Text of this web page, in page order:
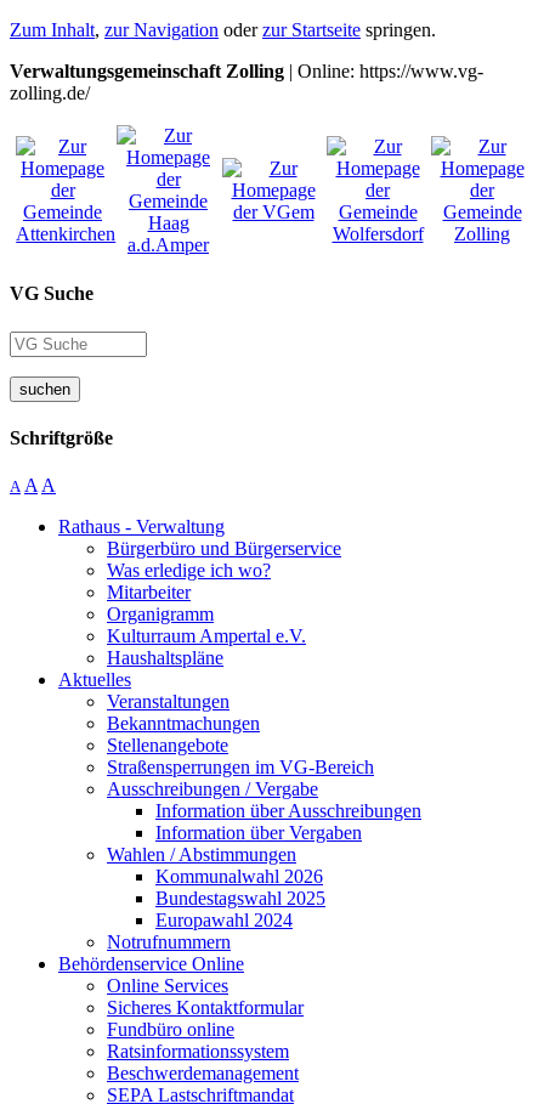
Zum Inhalt, zur Navigation oderzur Startseite springen.
Verwaltungsgemeinschaft Zolling | Online: https://www.vg-
zolling.de/
VG Suche
suchen
Schriftgröße
A A A
Rathaus - Verwaltung
Bürgerbüro und Bürgerservice
Was erledige ich wo?
Mitarbeiter
Organigramm
Kulturraum Ampertal e.V.
Haushaltspläne
Aktuelles
Veranstaltungen
Bekanntmachungen
Stellenangebote
Straßensperrungen im VG-Bereich
Ausschreibungen / Vergabe
Information über Ausschreibungen
Information über Vergaben
Wahlen / Abstimmungen
Kommunalwahl 2026
Bundestagswahl 2025
Europawahl 2024
Notrufnummern
Behördenservice Online
Online Services
Sicheres Kontaktformular
Fundbüro online
Ratsinformationssystem
Beschwerdemanagement
SEPA Lastschriftmandat